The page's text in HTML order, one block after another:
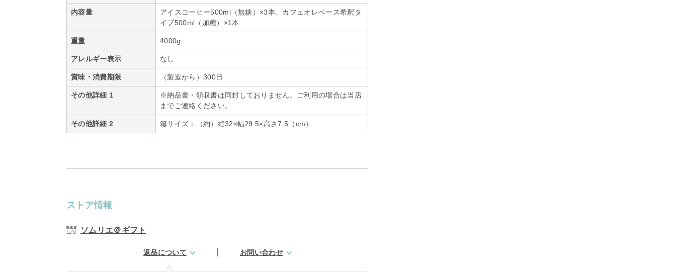
内容量
アイスコーヒー500ml（無糖）×3本、カフェオレベース希釈タ
イプ500ml（加糖）×1本
重量 4000g
アレルギー表示 なし
賞味・消費期限 （製造から）300日
その他詳細 1
※納品書・領収書は同封しておりません。ご利用の場合は当店
までご連絡ください。
その他詳細 2 箱サイズ：（約）縦32×幅29.5×高さ7.5（cm）
ストア情報
ソムリエ＠ギフト
返品について お問い合わせ